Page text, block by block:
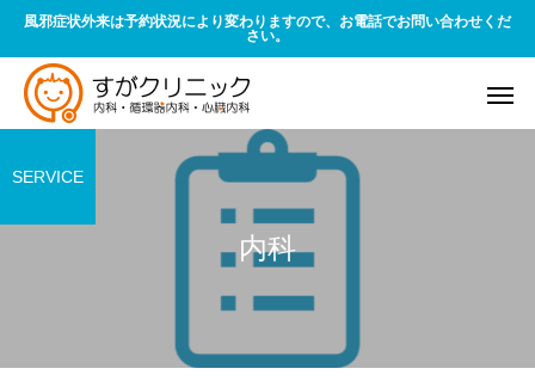
風邪症状外来は予約状況により変わりますので、お電話でお問い合わせくだ
さい。
内科
SERVICE